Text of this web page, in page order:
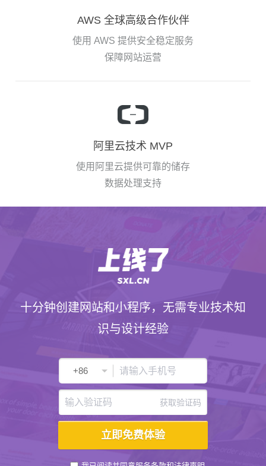
AWS 全球高级合作伙伴
使用 AWS 提供安全稳定服务
保障网站运营
阿里云技术 MVP
使用阿里云提供可靠的储存
数据处理支持
十分钟创建网站和小程序，无需专业技术知
识与设计经验
获取验证码